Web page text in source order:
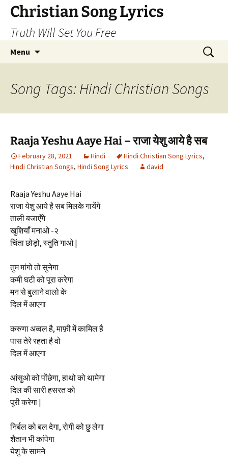
Skip
content
Christian Song Lyrics
Truth Will Set You Free
Menu
Search
for:
Song Tags: Hindi Christian Songs
Raaja Yeshu Aaye Hai – राजा येशु आये है सब
February 28, 2021 Hindi Hindi Christian Song Lyrics,
Hindi Christian Songs, Hindi Song Lyrics david
Raaja Yeshu Aaye Hai
राजा येशु आये है सब मिलके गायेंगे
ताली बजाएँगे
खुशियाँ मनाओ -२
चिंता छोड़ो, स्तुति गाओ |
तुम मांगो तो सुनेगा
कमी घटी को पूरा करेगा
मन से बुलाने वालो के
दिल में आएगा
करुणा अव्वल है, माफ़ी में कामिल है
पास तेरे रहता है वो
दिल में आएगा
आंसुओ को पोंछेगा, हाथो को थामेगा
दिल की सारी हसरत को
पूरी करेगा |
निर्बल को बल देगा, रोगी को छु लेगा
शैतान भी कांपेगा
येशु के सामने